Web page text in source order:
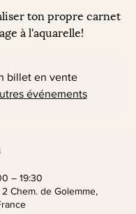
ton propre carnet
à l'aquarelle!
billet en vente
événements
– 19:30
Chem. de Golemme,